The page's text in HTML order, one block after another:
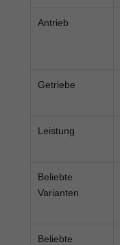
Antrieb
Getriebe
Leistung
Beliebte
Varianten
Beliebte